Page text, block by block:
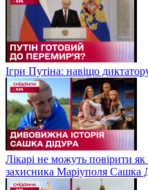
Ігри Путіна: навіщо
Лікарі не можуть повірити
захисника Маріуполя Сашка